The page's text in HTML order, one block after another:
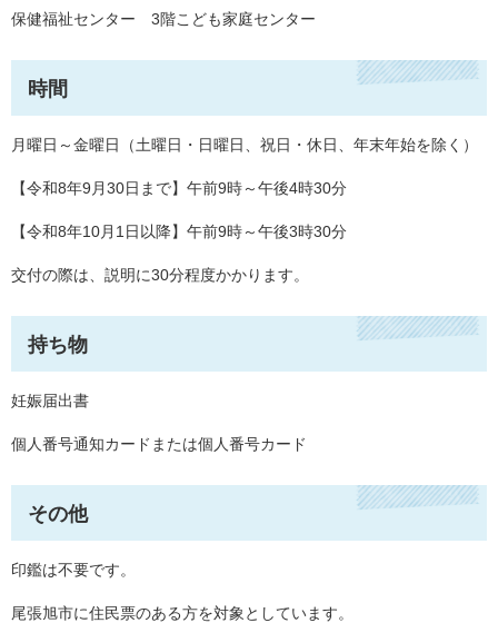
保健福祉センター 3階こども家庭センター
時間
月曜日～金曜日（土曜日・日曜日、祝日・休日、年末年始を除く）
【令和8年9月30日まで】午前9時～午後4時30分
【令和8年10月1日以降】午前9時～午後3時30分
交付の際は、説明に30分程度かかります。
持ち物
妊娠届出書
個人番号通知カードまたは個人番号カード
その他
印鑑は不要です。
尾張旭市に住民票のある方を対象としています。